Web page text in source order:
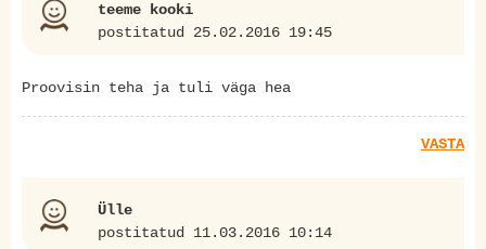
teeme kooki
postitatud 25.02.2016 19:45
Proovisin teha ja tuli väga hea
VASTA
Ülle
postitatud 11.03.2016 10:14